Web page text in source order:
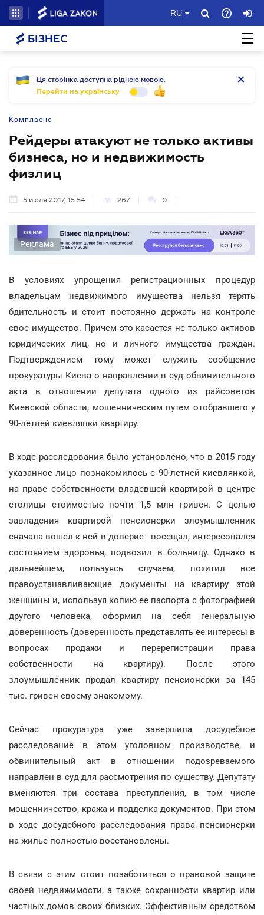
RU
БІЗНЕС
Ця сторінка доступна рідною мовою.
Перейти на українську
Комплаенс
Рейдеры атакуют не только активы
бизнеса, но и недвижимость
физлиц
5 июля 2017, 15:54 267 0
Реклама
В условиях упрощения регистрационных процедур
владельцам недвижимого имущества нельзя терять
бдительность и стоит постоянно держать на контроле
свое имущество. Причем это касается не только активов
юридических лиц, но и личного имущества граждан.
Подтверждением тому может служить сообщение
прокуратуры Киева о направлении в суд обвинительного
акта в отношении депутата одного из райсоветов
Киевской области, мошенническим путем отобравшего у
90-летней киевлянки квартиру.
В ходе расследования было установлено, что в 2015 году
указанное лицо познакомилось с 90-летней киевлянкой,
на праве собственности владевшей квартирой в центре
столицы стоимостью почти 1,5 млн гривен. С целью
завладения квартирой пенсионерки злоумышленник
сначала вошел к ней в доверие - посещал, интересовался
состоянием здоровья, подвозил в больницу. Однако в
дальнейшем, пользуясь случаем, похитил все
правоустанавливающие документы на квартиру этой
женщины и, используя копию ее паспорта с фотографией
другого человека, оформил на себя генеральную
доверенность (доверенность представлять ее интересы в
вопросах продажи и перерегистрации права
собственности на квартиру). После этого
злоумышленник продал квартиру пенсионерки за 145
тыс. гривен своему знакомому.
Сейчас прокуратура уже завершила досудебное
расследование в этом уголовном производстве, и
обвинительный акт в отношении подозреваемого
направлен в суд для рассмотрения по существу. Депутату
вменяются три состава преступления, в том числе
мошенничество, кража и подделка документов. При этом
в ходе досудебного расследования права пенсионерки
на жилье полностью восстановлены.
В связи с этим стоит позаботиться о правовой защите
своей недвижимости, а также сохранности квартир или
частных домов своих близких. Эффективным средством